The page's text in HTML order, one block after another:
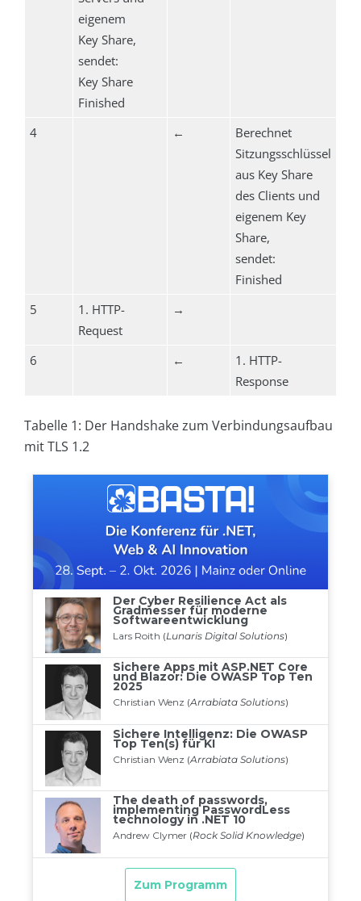
eigenem
Key Share,
sendet:
Key Share
Finished
4
←
Berechnet
Sitzungsschlüssel
aus Key Share
des Clients und
eigenem Key
Share,
sendet:
Finished
5
1. HTTP-
Request
→
6 ←
1. HTTP-
Response
Tabelle 1: Der Handshake zum Verbindungsaufbau
mit TLS 1.2